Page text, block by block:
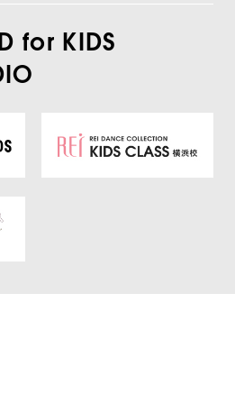
for KIDS